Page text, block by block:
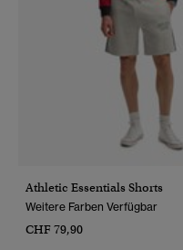
Athletic Essentials Shorts
Weitere Farben Verfügbar
CHF 79,90